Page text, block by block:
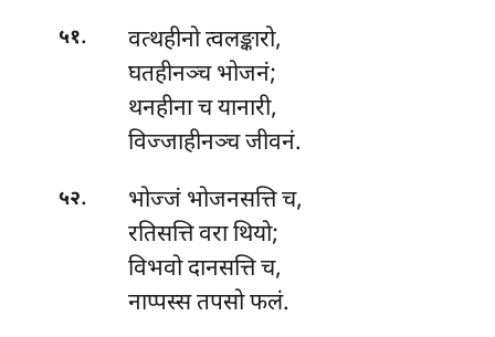
५१. वत्थहीनोत्वलङ्कारो,
घतहीनञ्च भोजनं;
थनहीना च यानारी,
विज्जाहीनञ्च जीवनं.
५२.
भोज्जं भोजनसत्ति च,
रतिसत्ति वरा थियो;
विभवो दानसत्ति च,
नाप्पस्स तपसो फलं.